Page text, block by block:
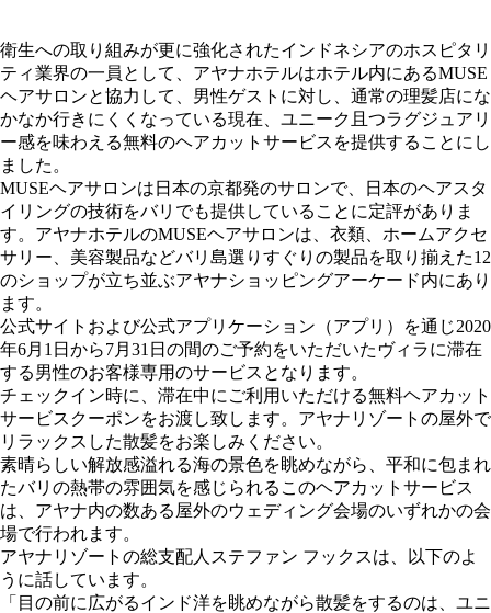
衛生への取り組みが更に強化されたインドネシアのホスピタリ
ティ業界の一員として、アヤナホテルはホテル内にあるMUSE
ヘアサロンと協力して、男性ゲストに対し、通常の理髪店にな
かなか行きにくくなっている現在、ユニーク且つラグジュアリ
ー感を味わえる無料のヘアカットサービスを提供することにし
ました。
MUSEヘアサロンは日本の京都発のサロンで、日本のヘアスタ
イリングの技術をバリでも提供していることに定評がありま
す。アヤナホテルのMUSEヘアサロンは、衣類、ホームアクセ
サリー、美容製品などバリ島選りすぐりの製品を取り揃えた12
のショップが立ち並ぶアヤナショッピングアーケード内にあり
ます。
公式サイトおよび公式アプリケーション（アプリ）を通じ2020
年6月1日から7月31日の間のご予約をいただいたヴィラに滞在
する男性のお客様専用のサービスとなります。
チェックイン時に、滞在中にご利用いただける無料ヘアカット
サービスクーポンをお渡し致します。アヤナリゾートの屋外で
リラックスした散髪をお楽しみください。
素晴らしい解放感溢れる海の景色を眺めながら、平和に包まれ
たバリの熱帯の雰囲気を感じられるこのヘアカットサービス
は、アヤナ内の数ある屋外のウェディング会場のいずれかの会
場で行われます。
アヤナリゾートの総支配人ステファン フックスは、以下のよ
うに話しています。
「目の前に広がるインド洋を眺めながら散髪をするのは、ユニ